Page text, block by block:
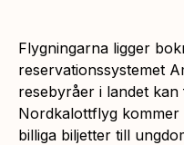
Flygningarna ligger
reservationssystemet
resebyråer i landet kan
Nordkalottflyg kommer
billiga biljetter till